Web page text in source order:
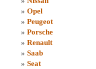
» Opel
» Peugeot
» Porsche
» Renault
» Saab
» Seat